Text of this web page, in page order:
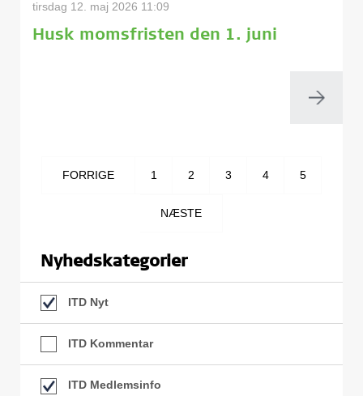
tirsdag 12. maj 2026 11:09
Husk momsfristen den 1. juni
FORRIGE 1 2 3 4 5
NÆSTE
Nyhedskategorier
ITD Nyt
ITD Kommentar
ITD Medlemsinfo